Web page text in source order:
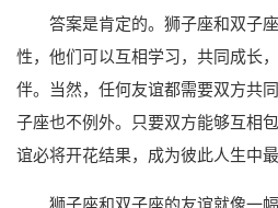
答案是肯定的。狮子座和双子
性，他们可以互相学习，共同成长
伴。当然，任何友谊都需要双方共
子座也不例外。只要双方能够互相
谊必将开花结果，成为彼此人生中最
狮子座和双子座的友谊就像一